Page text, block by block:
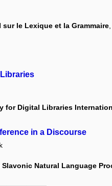
le Lexique et la Grammaire
for Digital Libraries
in a Discourse
Natural Language